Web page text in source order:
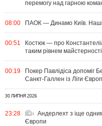
перемогу над гарною
08:00 ПАОК — Динамо Київ. Наші
00:51
Костюк — про
таким рівнем майстерності
00:19
Покер Павлідіса допоміг
Санкт-Галлен із Ліги
30 ЛИПНЯ 2026
23:28
Андерлехт з іще
Європи